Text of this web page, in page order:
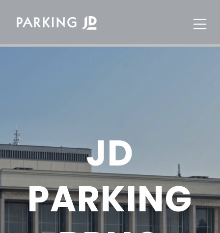
JD
PARKING